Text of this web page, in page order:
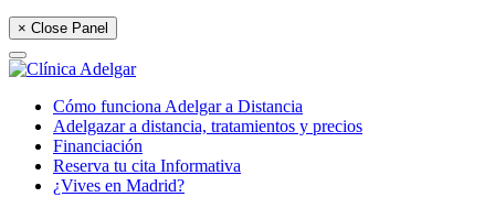
× Close Panel
Cómo funciona Adelgar a Distancia
Adelgazar a distancia, tratamientos y precios
Financiación
Reserva tu cita Informativa
¿Vives en Madrid?